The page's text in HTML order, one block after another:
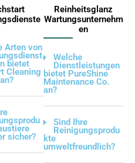
Arten von
bietet
Cleaning
sicher?
Reinheitsglanz
Wartungsunternehm
en
Welche
Dienstleistungen
bietet PureShine
Maintenance Co.
an?
Sind Ihre
Reinigungsprodu
kte
umweltfreundlich?